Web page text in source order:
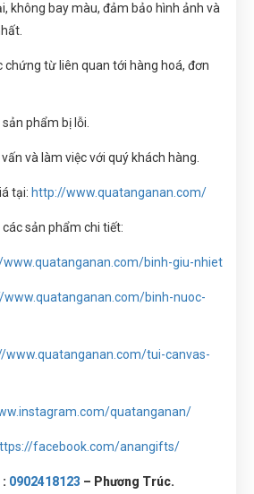
không bay màu, đảm bảo hình ảnh và
chứng từ liên quan tới hàng hoá, đơn
phẩm bị lỗi.
và làm việc với quý khách hàng.
tại: http://www.quatanganan.com/
sản phẩm chi tiết:
www.quatanganan.com/binh-giu-nhiet
www.quatanganan.com/binh-nuoc-
www.quatanganan.com/tui-canvas-
quatanganan/
facebook.com/anangifts/
0902418123 – Phương Trúc.